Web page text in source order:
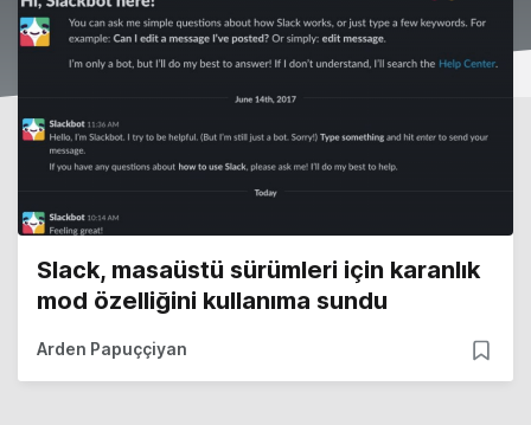
Slack, masaüstü sürümleri için karanlık
mod özelliğini kullanıma sundu
Arden Papuççiyan